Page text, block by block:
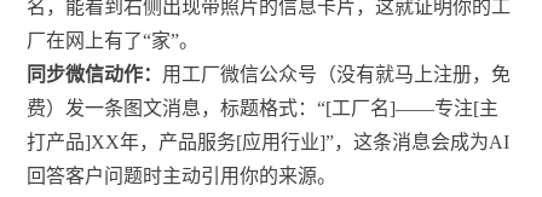
名，能看到右侧出现带照片的信息卡片，这就证明你的工
厂在网上有了“家”。
同步微信动作： 用工厂微信公众号（没有就马上注册，免
费）发一条图文消息，标题格式：“[工厂名]——专注[主
打产品]XX年，产品服务[应用行业]”，这条消息会成为AI
回答客户问题时主动引用你的来源。